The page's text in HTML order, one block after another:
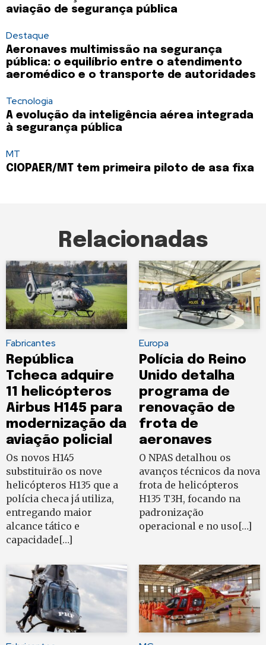
aviação de segurança pública
Destaque
Aeronaves multimissão na segurança
pública: o equilíbrio entre o atendimento
aeromédico e o transporte de autoridades
Tecnologia
A evolução da inteligência aérea integrada
à segurança pública
MT
CIOPAER/MT tem primeira piloto de asa fixa
Relacionadas
Fabricantes
República
Tcheca adquire
11 helicópteros
Airbus H145 para
modernização da
aviação policial
Os novos H145
substituirão os nove
helicópteros H135 que a
polícia checa já utiliza,
entregando maior
alcance tático e
capacidade[…]
Europa
Polícia do Reino
Unido detalha
programa de
renovação de
frota de
aeronaves
O NPAS detalhou os
avanços técnicos da nova
frota de helicópteros
H135 T3H, focando na
padronização
operacional e no uso[…]